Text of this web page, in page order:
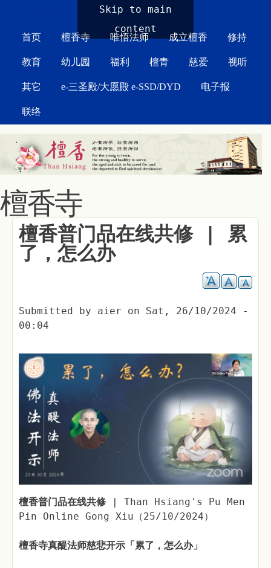
Skip to main
content
首页 檀香寺 唯悟法师 成立檀香 修持
教育 幼儿园 福利 檀青 慈爱 视听
其它 e-三圣殿/大愿殿 e-SSD/DYD 电子报
联络
檀香寺
檀香普门品在线共修 | 累
了，怎么办
Submitted by aier on Sat, 26/10/2024 -
00:04
檀香普门品在线共修 | Than Hsiang's Pu Men
Pin Online Gong Xiu（25/10/2024）
檀香寺真醍法师慈悲开示「累了，怎么办」